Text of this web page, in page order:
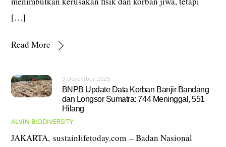
[…]
Read More
3 Desember 2025
BNPB Update Data Korban Banjir Bandang
dan Longsor Sumatra: 744 Meninggal, 551
Hilang
ALVIN BIODIVERSITY
JAKARTA, sustainlifetoday.com – Badan Nasional